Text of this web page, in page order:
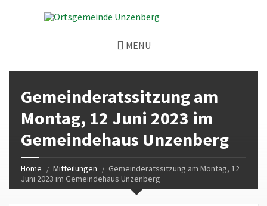
MENU
Gemeinderatssitzung am
Montag, 12 Juni 2023 im
Gemeindehaus Unzenberg
Home Mitteilungen
Gemeinderatssitzung am Montag, 12
Juni 2023 im Gemeindehaus Unzenberg